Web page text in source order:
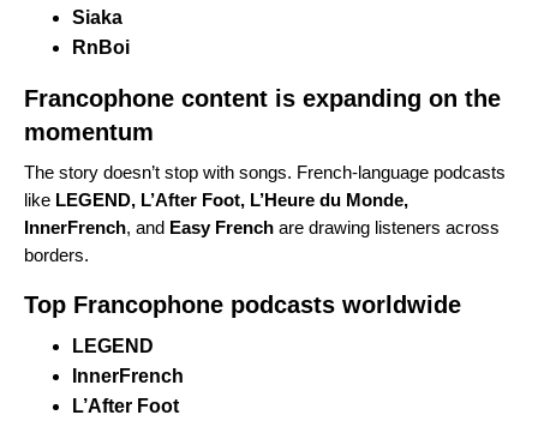
Siaka
RnBoi
Francophone content is expanding on the
momentum
The story doesn’t stop with songs. French-language podcasts
like LEGEND, L’After Foot, L’Heure du Monde,
InnerFrench, and Easy French are drawing listeners across
borders.
Top Francophone podcasts worldwide
LEGEND
InnerFrench
L’After Foot